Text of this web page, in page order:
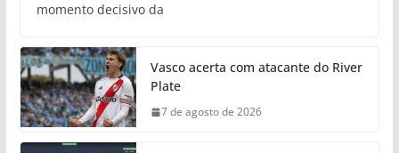
momento decisivo da
Vasco acerta com atacante do River
Plate
7 de agosto de 2026